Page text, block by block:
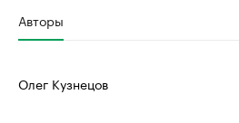
Авторы
Олег Кузнецов